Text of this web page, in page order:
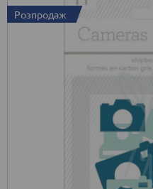
Розпродаж